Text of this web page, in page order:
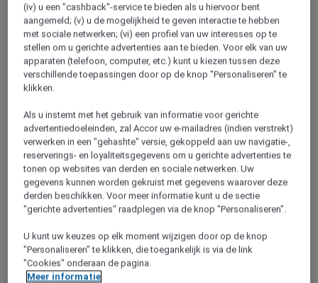
Nijmegen
Hoofddorp
Badhoevedorp
(iv) u een "cashback"-service te bieden als u hiervoor bent
aangemeld; (v) u de mogelijkheid te geven interactie te hebben
met sociale netwerken; (vi) een profiel van uw interesses op te
stellen om u gerichte advertenties aan te bieden. Voor elk van uw
apparaten (telefoon, computer, etc.) kunt u kiezen tussen deze
verschillende toepassingen door op de knop "Personaliseren" te
klikken.
Als u instemt met het gebruik van informatie voor gerichte
advertentiedoeleinden, zal Accor uw e-mailadres (indien verstrekt)
verwerken in een "gehashte" versie, gekoppeld aan uw navigatie-,
reserverings- en loyaliteitsgegevens om u gerichte advertenties te
tonen op websites van derden en sociale netwerken. Uw
gegevens kunnen worden gekruist met gegevens waarover deze
derden beschikken. Voor meer informatie kunt u de sectie
"gerichte advertenties" raadplegen via de knop "Personaliseren".
U kunt uw keuzes op elk moment wijzigen door op de knop
"Personaliseren" te klikken, die toegankelijk is via de link
"Cookies" onderaan de pagina.
Meer informatie